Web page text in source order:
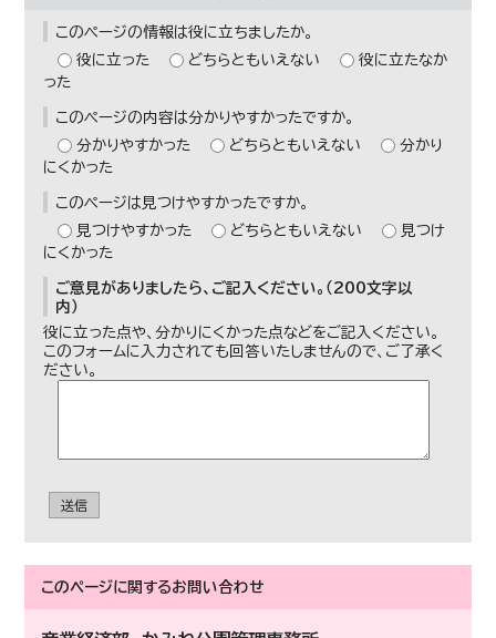
このページの情報は役に立ちましたか。
役に立った
どちらともいえない
役に立たなか
った
このページの内容は分かりやすかったですか。
分かりやすかった
どちらともいえない
分かり
にくかった
このページは見つけやすかったですか。
見つけやすかった
どちらともいえない
見つけ
にくかった
ご意見がありましたら、ご記入ください。（200文字以
内）
役に立った点や、分かりにくかった点などをご記入ください。
このフォームに入力されても回答いたしませんので、ご了承く
ださい。
送信
このページに関するお問い合わせ